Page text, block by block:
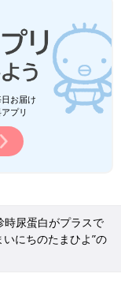
お届け
プリ
時尿蛋白がプラスで
にちのたまひよ”の